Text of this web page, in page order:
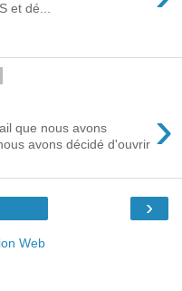
et dé...
›
que nous avons
avons décidé d'ouvrir
›
Web